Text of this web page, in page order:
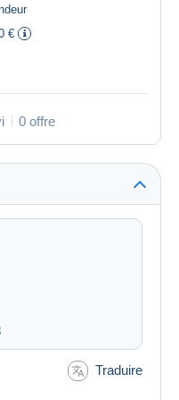
€
0 offre
Traduire